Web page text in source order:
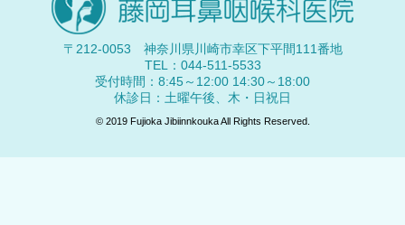
〒212-0053 神奈川県川崎市幸区下平間111番地
TEL：044-511-5533
受付時間：8:45～12:00 14:30～18:00
休診日：土曜午後、木・日祝日
© 2019 Fujioka Jibiinnkouka All Rights Reserved.